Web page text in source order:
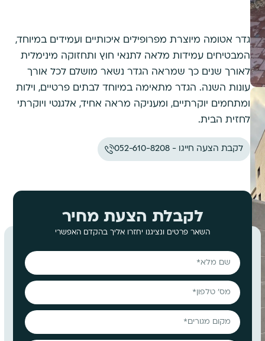
גדר אטומה מיוצרת מפרופילים איכותיים ועמידים במיוחד,
המבטיחים עמידות מלאה לתנאי חוץ ותחזוקה מינימלית
לאורך שנים כך שמראה הגדר נשאר מושלם לכל אורך
עונות השנה. הגדר מתאימה במיוחד לבתים פרטיים, וילות
ומתחמים יוקרתיים, ומעניקה מראה אחיד, אלגנטי ויוקרתי
לחזית הבית.
לקבת הצעה חייגו - 052-610-8208
לקבלת הצעת מחיר
השאר פרטים ונציגנו יחזרו אליך בהקדם האפשרי